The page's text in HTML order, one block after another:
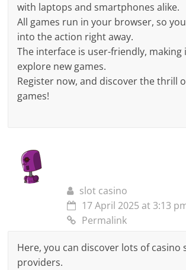
with laptops and smartphones alike.
All games run in your browser, so
into the action right away.
The interface is user-friendly, making
explore new games.
Register now, and discover the thrill
games!
slot casino
17 April 2025 at 3:13
Permalink
Here, you can discover lots of
providers.